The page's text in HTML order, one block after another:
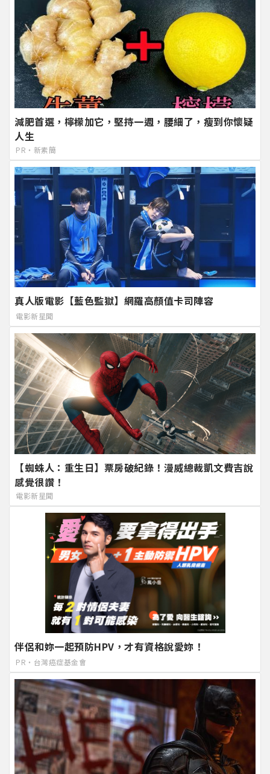
減肥首選，檸檬加它，堅持一週，腰細了，瘦到你懷疑
人生
PR・新素簡
真人版電影【藍色監獄】網羅高顏值卡司陣容
電影新星聞
【蜘蛛人：重生日】票房破紀錄！漫威總裁凱文費吉說
感覺很讚！
電影新星聞
伴侶和妳一起預防HPV，才有資格說愛妳！
PR・台灣癌症基金會